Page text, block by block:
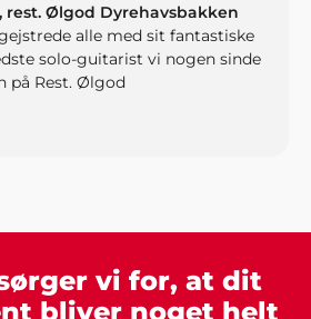
rest. Ølgod Dyrehavsbakken
alle med sit fantastiske
solo-guitarist vi nogen sinde
på Rest. Ølgod
vi for, at dit
bliver noget helt